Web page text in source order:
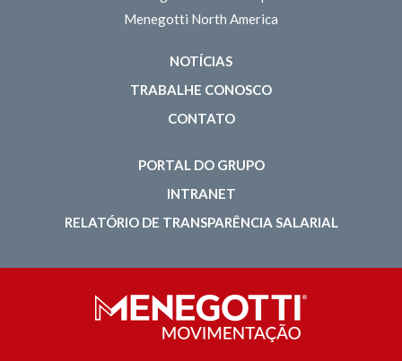
Menegotti North America
NOTÍCIAS
TRABALHE CONOSCO
CONTATO
PORTAL DO GRUPO
INTRANET
RELATÓRIO DE TRANSPARÊNCIA SALARIAL